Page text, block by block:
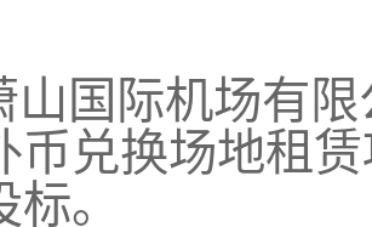
山国际机场有
币兑换场地租
。